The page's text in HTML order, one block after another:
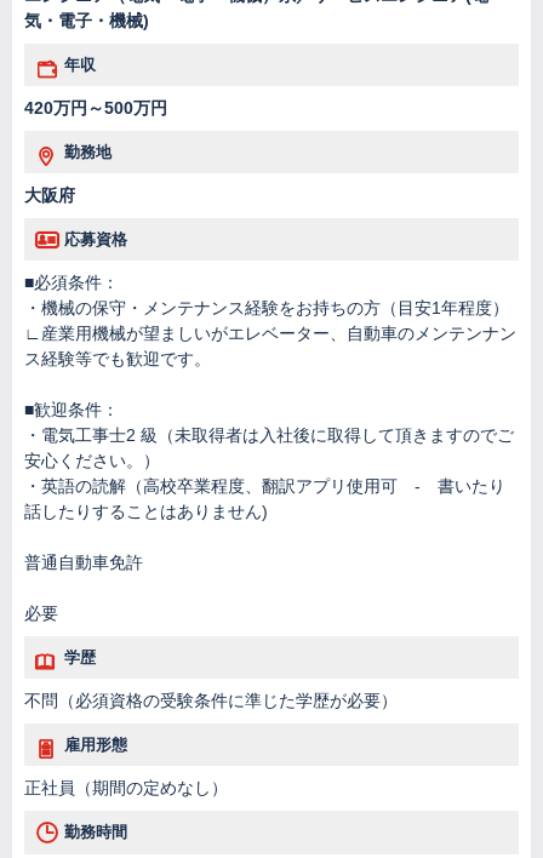
気・電子・機械)
年収
420万円～500万円
勤務地
大阪府
応募資格
■必須条件：
・機械の保守・メンテナンス経験をお持ちの方（目安1年程度）
∟産業用機械が望ましいがエレベーター、自動車のメンテンナン
ス経験等でも歓迎です。
■歓迎条件：
・電気工事士2 級（未取得者は入社後に取得して頂きますのでご
安心ください。）
・英語の読解（高校卒業程度、翻訳アプリ使用可 - 書いたり
話したりすることはありません)
普通自動車免許
必要
学歴
不問（必須資格の受験条件に準じた学歴が必要）
雇用形態
正社員（期間の定めなし）
勤務時間